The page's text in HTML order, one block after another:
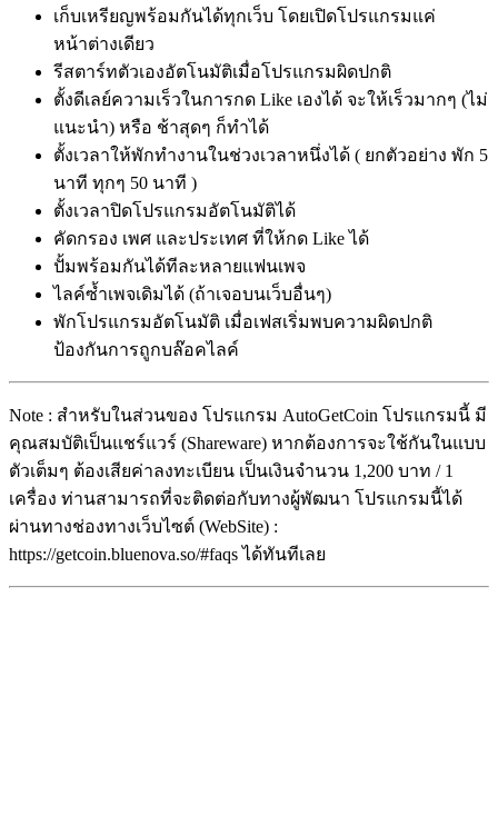
เก็บเหรียญพร้อมกันได้ทุกเว็บ โดยเปิดโปรแกรมแค่
หน้าต่างเดียว
รีสตาร์ทตัวเองอัตโนมัติเมื่อโปรแกรมผิดปกติ
ตั้งดีเลย์ความเร็วในการกด Like เองได้ จะให้เร็วมากๆ (ไม่
แนะนำ) หรือ ช้าสุดๆ ก็ทำได้
ตั้งเวลาให้พักทำงานในช่วงเวลาหนึ่งได้ ( ยกตัวอย่าง พัก 5
นาที ทุกๆ 50 นาที )
ตั้งเวลาปิดโปรแกรมอัตโนมัติได้
คัดกรอง เพศ และประเทศ ที่ให้กด Like ได้
ปั้มพร้อมกันได้ทีละหลายแฟนเพจ
ไลค์ซ้ำเพจเดิมได้ (ถ้าเจอบนเว็บอื่นๆ)
พักโปรแกรมอัตโนมัติ เมื่อเฟสเริ่มพบความผิดปกติ
ป้องกันการถูกบล๊อคไลค์
Note : สำหรับในส่วนของ โปรแกรม AutoGetCoin โปรแกรมนี้ มี
คุณสมบัติเป็นแชร์แวร์ (Shareware) หากต้องการจะใช้กันในแบบ
ตัวเต็มๆ ต้องเสียค่าลงทะเบียน เป็นเงินจำนวน 1,200 บาท / 1
เครื่อง ท่านสามารถที่จะติดต่อกับทางผู้พัฒนา โปรแกรมนี้ได้
ผ่านทางช่องทางเว็บไซต์ (WebSite) :
https://getcoin.bluenova.so/#faqs ได้ทันทีเลย